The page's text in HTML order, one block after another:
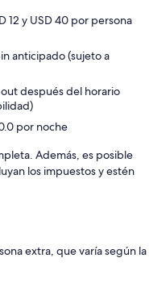
12 y USD 40 por persona
anticipado (sujeto a
después del horario
por noche
Además, es posible
los impuestos y estén
extra, que varía según la